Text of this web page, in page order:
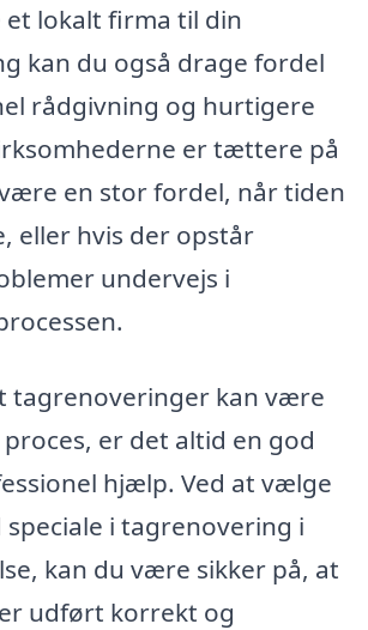
lokalt firma til din
kan du også drage fordel
rådgivning og hurtigere
er tættere på
en stor fordel, når tiden
eller hvis der opstår
undervejs i
tagrenoveringer kan være
er det altid en god
hjælp. Ved at vælge
i tagrenovering i
kan du være sikker på, at
udført korrekt og